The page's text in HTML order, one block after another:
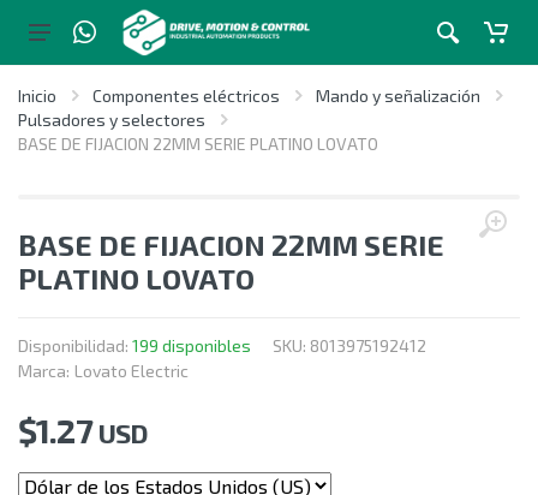
Inicio Componentes eléctricos
Mando y señalización
Pulsadores y selectores
BASE DE FIJACION 22MM SERIE PLATINO LOVATO
BASE DE FIJACION 22MM SERIE
PLATINO LOVATO
Disponibilidad: 199 disponibles SKU: 8013975192412
Marca: Lovato Electric
$1.27USD